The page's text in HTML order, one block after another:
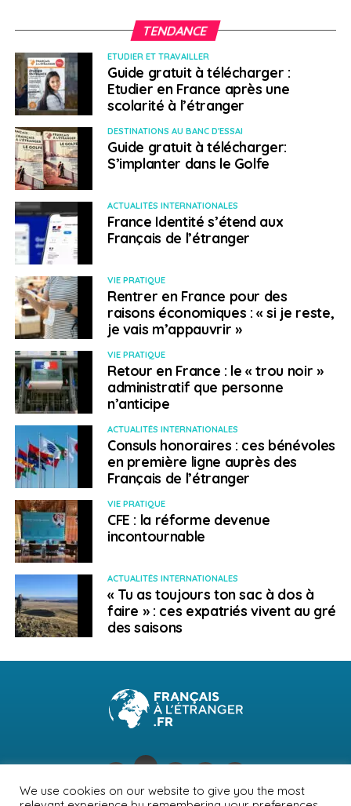
TENDANCE
ETUDIER ET TRAVAILLER
Guide gratuit à télécharger :
Etudier en France après une
scolarité à l’étranger
DESTINATIONS AU BANC D'ESSAI
Guide gratuit à télécharger:
S’implanter dans le Golfe
ACTUALITÉS INTERNATIONALES
France Identité s’étend aux
Français de l’étranger
VIE PRATIQUE
Rentrer en France pour des
raisons économiques : « si je reste,
je vais m’appauvrir »
VIE PRATIQUE
Retour en France : le « trou noir »
administratif que personne
n’anticipe
ACTUALITÉS INTERNATIONALES
Consuls honoraires : ces bénévoles
en première ligne auprès des
Français de l’étranger
VIE PRATIQUE
CFE : la réforme devenue
incontournable
ACTUALITÉS INTERNATIONALES
« Tu as toujours ton sac à dos à
faire » : ces expatriés vivent au gré
des saisons
We use cookies on our website to give you the most